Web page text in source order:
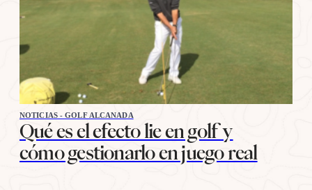
NOTICIAS - GOLF ALCANADA
Qué es el efecto lie en golf y
cómo gestionarlo en juego real